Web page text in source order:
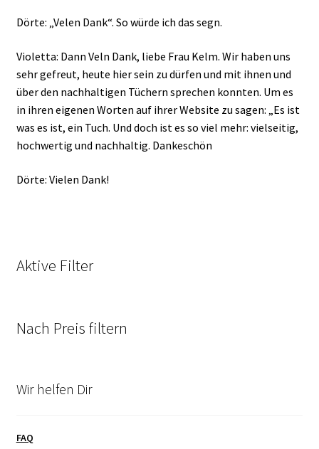
Dörte: „Velen Dank“. So würde ich das segn.
Violetta: Dann Veln Dank, liebe Frau Kelm. Wir haben uns
sehr gefreut, heute hier sein zu dürfen und mit ihnen und
über den nachhaltigen Tüchern sprechen konnten. Um es
in ihren eigenen Worten auf ihrer Website zu sagen: „Es ist
was es ist, ein Tuch. Und doch ist es so viel mehr: vielseitig,
hochwertig und nachhaltig. Dankeschön
Dörte: Vielen Dank!
Aktive Filter
Nach Preis filtern
Wir helfen Dir
FAQ